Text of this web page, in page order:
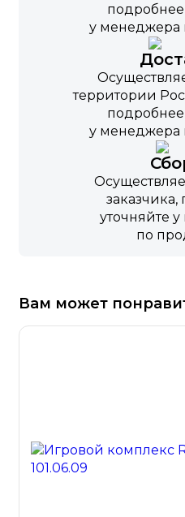
подробнее
у менеджера
территории
подробнее
у менеджера
уточняйте
по
Вам может